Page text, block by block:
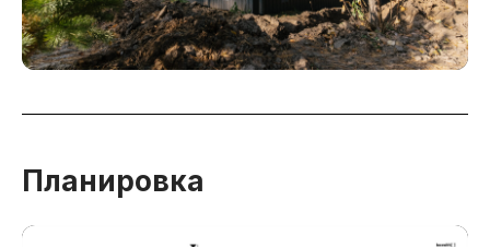
Планировка